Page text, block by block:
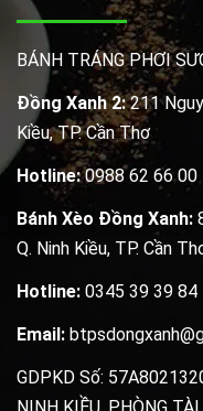
BÁNH TRÁNG PHƠI
Đồng Xanh 2:211
Kiều, TP. Cần Thơ
Hotline:0988 62 66 00
Bánh Xèo Đồng Xanh:
Q. Ninh Kiều, TP. Cần
Hotline: 0345 39 39 84
Email:
GDPKD Số: